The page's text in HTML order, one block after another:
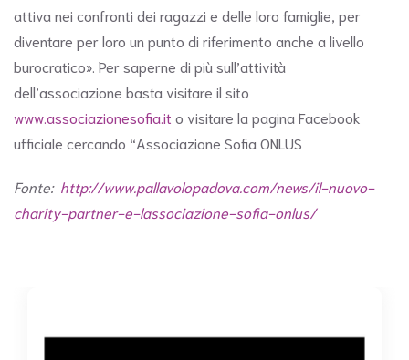
attiva nei confronti dei ragazzi e delle loro famiglie, per
diventare per loro un punto di riferimento anche a livello
burocratico». Per saperne di più sull’attività
dell’associazione basta visitare il sito
www.associazionesofia.it o visitare la pagina Facebook
ufficiale cercando “Associazione Sofia ONLUS
Fonte: http://www.pallavolopadova.com/news/il-nuovo-
charity-partner-e-lassociazione-sofia-onlus/